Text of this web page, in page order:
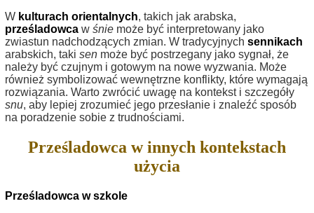
W kulturach orientalnych, takich jak arabska,
prześladowca w śnie może być interpretowany jako
zwiastun nadchodzących zmian. W tradycyjnych sennikach
arabskich, taki sen może być postrzegany jako sygnał, że
należy być czujnym i gotowym na nowe wyzwania. Może
również symbolizować wewnętrzne konflikty, które wymagają
rozwiązania. Warto zwrócić uwagę na kontekst i szczegóły
snu, aby lepiej zrozumieć jego przesłanie i znaleźć sposób
na poradzenie sobie z trudnościami.
Prześladowca w innych kontekstach
użycia
Prześladowca w szkole